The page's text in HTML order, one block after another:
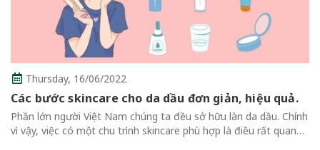
Thursday, 16/06/2022
Các bước skincare cho da dầu đơn giản, hiệu quả.
Phần lớn người Việt Nam chúng ta đều sở hữu làn da dầu. Chính
vì vậy, việc có một chu trình skincare phù hợp là điều rất quan